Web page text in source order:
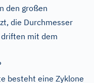
den großen
die Durchmesser
mit dem
besteht eine Zyklone